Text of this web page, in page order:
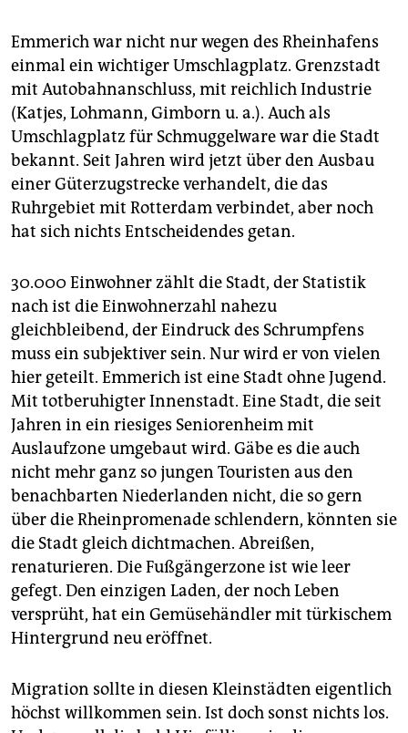
Emmerich war nicht nur wegen des Rheinhafens
einmal ein wichtiger Umschlagplatz. Grenzstadt
mit Autobahnanschluss, mit reichlich In­dus­trie
(Katjes, Lohmann, Gimborn u. a.). Auch als
Umschlagplatz für Schmuggelware war die Stadt
bekannt. Seit Jahren wird jetzt über den Ausbau
einer Güterzugstrecke verhandelt, die das
Ruhrgebiet mit Rotterdam verbindet, aber noch
hat sich nichts Entscheidendes getan.
30.000 Einwohner zählt die Stadt, der Statistik
nach ist die Einwohnerzahl nahezu
gleichbleibend, der Eindruck des Schrumpfens
muss ein subjektiver sein. Nur wird er von vielen
hier geteilt. Emmerich ist eine Stadt ohne Jugend.
Mit totberuhigter Innenstadt. Eine Stadt, die seit
Jahren in ein riesiges Seniorenheim mit
Auslaufzone umgebaut wird. Gäbe es die auch
nicht mehr ganz so jungen Touristen aus den
benachbarten Niederlanden nicht, die so gern
über die Rhein­promenade schlendern, könnten sie
die Stadt gleich dichtmachen. Abreißen,
renaturieren. Die Fußgängerzone ist wie leer
gefegt. Den einzigen Laden, der noch Leben
versprüht, hat ein Ge­müsehändler mit türkischem
Hintergrund neu eröffnet.
Migration sollte in diesen Kleinstädten eigentlich
höchst willkommen sein. Ist doch sonst nichts los.